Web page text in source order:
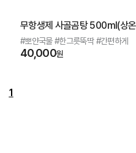
무항생제 사골곰탕 500ml(상
#뽀얀국물 #한그릇뚝딱 #간편하게
40,000원
1